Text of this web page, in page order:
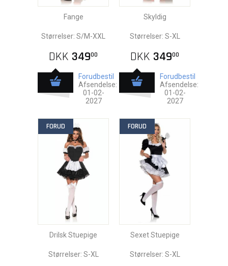
Fange
Størrelser: S/M-XXL
DKK 34900
Forudbestil
Afsendelse:
01-02-
2027
Skyldig
Størrelser: S-XL
DKK 34900
Forudbestil
Afsendelse:
01-02-
2027
FORUD
Drilsk Stuepige
Størrelser: S-XL
FORUD
Sexet Stuepige
Størrelser: S-XL